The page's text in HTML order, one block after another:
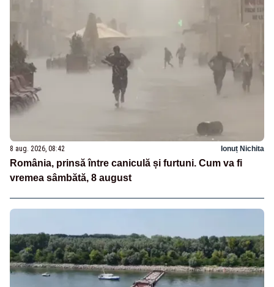
8 aug. 2026, 08:42 Ionuț Nichita
România, prinsă între caniculă și furtuni. Cum va fi
vremea sâmbătă, 8 august